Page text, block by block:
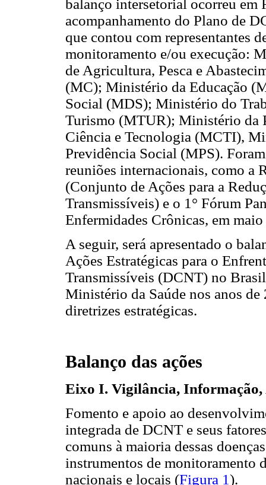
balanço intersetorial ocorreu
acompanhamento do Plano de
que contou com representantes
monitoramento e/ou execução:
de Agricultura, Pesca e
(MC); Ministério da Educação
Social (MDS); Ministério do
Turismo (MTUR); Ministério da
Ciência e Tecnologia (MCTI),
Previdência Social (MPS).
reuniões internacionais, como a
(Conjunto de Ações para a
Transmissíveis) e o 1° Fórum
Enfermidades Crônicas, em
A seguir, será apresentado o
Ações Estratégicas para o
Transmissíveis (DCNT) no
Ministério da Saúde nos anos de
diretrizes estratégicas.
Balanço das ações
Eixo I. Vigilância,
Fomento e apoio ao
integrada de DCNT e seus
comuns à maioria dessas
instrumentos de monitoramento
nacionais e locais (Figura 1).